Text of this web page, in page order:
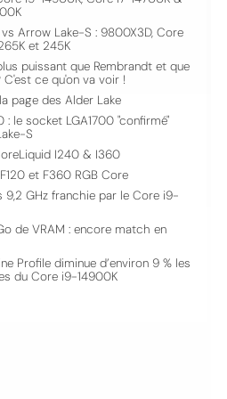
vs Arrow Lake-S : 9800X3D, Core
et 245K
puissant que Rembrandt et que
C'est ce qu'on va voir !
page des Alder Lake
: le socket LGA1700 "confirmé"
S
I240 & I360
et F360 RGB Core
9,2 GHz franchie par le Core i9-
de VRAM : encore match en
Profile diminue d’environ 9 % les
du Core i9-14900K